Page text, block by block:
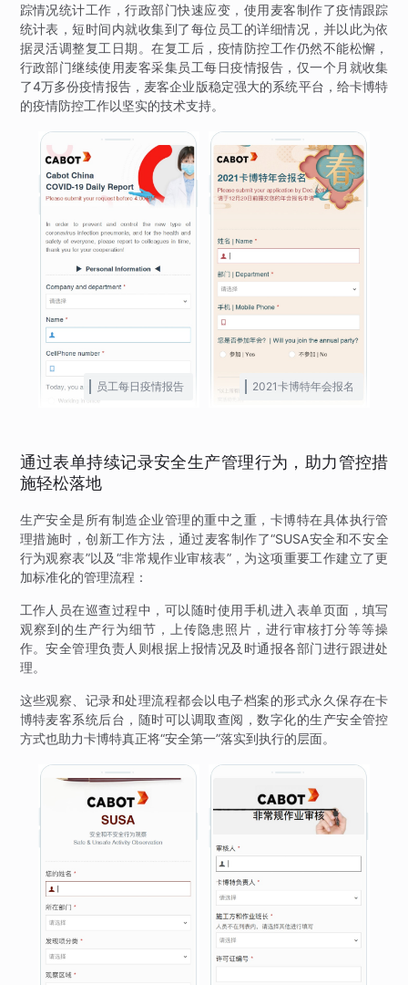
踪情况统计工作，行政部门快速应变，使用麦客制作了疫情跟踪
统计表，短时间内就收集到了每位员工的详细情况，并以此为依
据灵活调整复工日期。在复工后，疫情防控工作仍然不能松懈，
行政部门继续使用麦客采集员工每日疫情报告，仅一个月就收集
了4万多份疫情报告，麦客企业版稳定强大的系统平台，给卡博特
的疫情防控工作以坚实的技术支持。
员工每日疫情报告 2021卡博特年会报名
通过表单持续记录安全生产管理行为，助力管控措
施轻松落地
生产安全是所有制造企业管理的重中之重，卡博特在具体执行管
理措施时，创新工作方法，通过麦客制作了“SUSA安全和不安全
行为观察表”以及“非常规作业审核表”，为这项重要工作建立了更
加标准化的管理流程：
工作人员在巡查过程中，可以随时使用手机进入表单页面，填写
观察到的生产行为细节，上传隐患照片，进行审核打分等等操
作。安全管理负责人则根据上报情况及时通报各部门进行跟进处
理。
这些观察、记录和处理流程都会以电子档案的形式永久保存在卡
博特麦客系统后台，随时可以调取查阅，数字化的生产安全管控
方式也助力卡博特真正将“安全第一”落实到执行的层面。